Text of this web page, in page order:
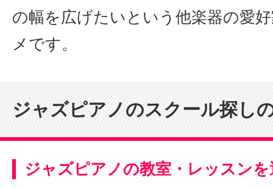
の幅を広げたいという他楽器の愛
メです。
ジャズピアノのスクール探し
ジャズピアノの教室・レッスン